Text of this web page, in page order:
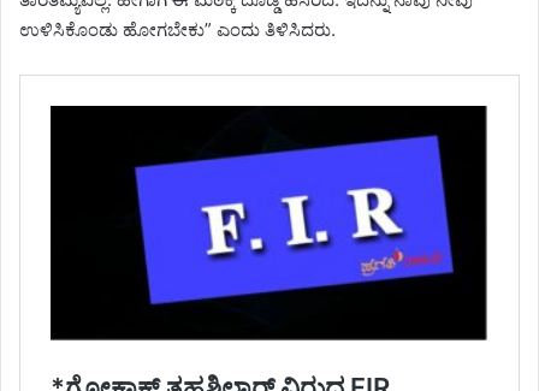
ಉಳಿಸಿಕೊಂಡು ಹೋಗಬೇಕು” ಎಂದು ತಿಳಿಸಿದರು.